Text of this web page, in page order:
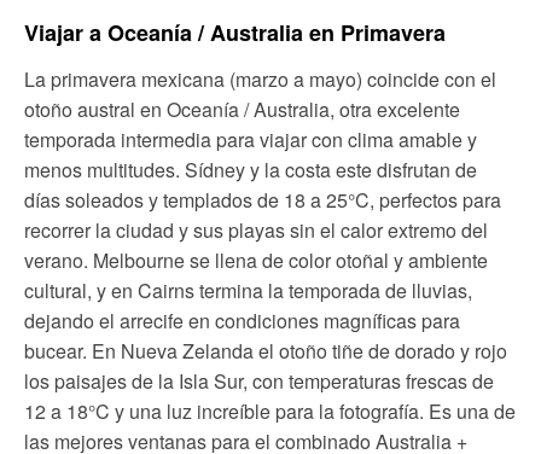
Viajar a Oceanía / Australia en Primavera
La primavera mexicana (marzo a mayo) coincide con el
otoño austral en Oceanía / Australia, otra excelente
temporada intermedia para viajar con clima amable y
menos multitudes. Sídney y la costa este disfrutan de
días soleados y templados de 18 a 25°C, perfectos para
recorrer la ciudad y sus playas sin el calor extremo del
verano. Melbourne se llena de color otoñal y ambiente
cultural, y en Cairns termina la temporada de lluvias,
dejando el arrecife en condiciones magníficas para
bucear. En Nueva Zelanda el otoño tiñe de dorado y rojo
los paisajes de la Isla Sur, con temperaturas frescas de
12 a 18°C y una luz increíble para la fotografía. Es una de
las mejores ventanas para el combinado Australia +